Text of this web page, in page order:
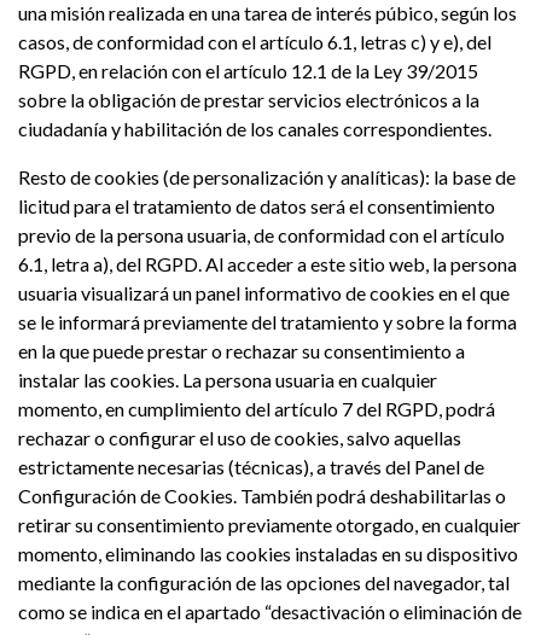
una misión realizada en una tarea de interés púbico, según los
casos, de conformidad con el artículo 6.1, letras c) y e), del
RGPD, en relación con el artículo 12.1 de la Ley 39/2015
sobre la obligación de prestar servicios electrónicos a la
ciudadanía y habilitación de los canales correspondientes.
Resto de cookies (de personalización y analíticas): la base de
licitud para el tratamiento de datos será el consentimiento
previo de la persona usuaria, de conformidad con el artículo
6.1, letra a), del RGPD. Al acceder a este sitio web, la persona
usuaria visualizará un panel informativo de cookies en el que
se le informará previamente del tratamiento y sobre la forma
en la que puede prestar o rechazar su consentimiento a
instalar las cookies. La persona usuaria en cualquier
momento, en cumplimiento del artículo 7 del RGPD, podrá
rechazar o configurar el uso de cookies, salvo aquellas
estrictamente necesarias (técnicas), a través del Panel de
Configuración de Cookies. También podrá deshabilitarlas o
retirar su consentimiento previamente otorgado, en cualquier
momento, eliminando las cookies instaladas en su dispositivo
mediante la configuración de las opciones del navegador, tal
como se indica en el apartado “desactivación o eliminación de